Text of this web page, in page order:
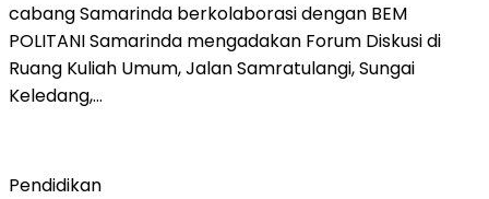
cabang Samarinda berkolaborasi dengan BEM
POLITANI Samarinda mengadakan Forum Diskusi di
Ruang Kuliah Umum, Jalan Samratulangi, Sungai
Keledang,…
Pendidikan